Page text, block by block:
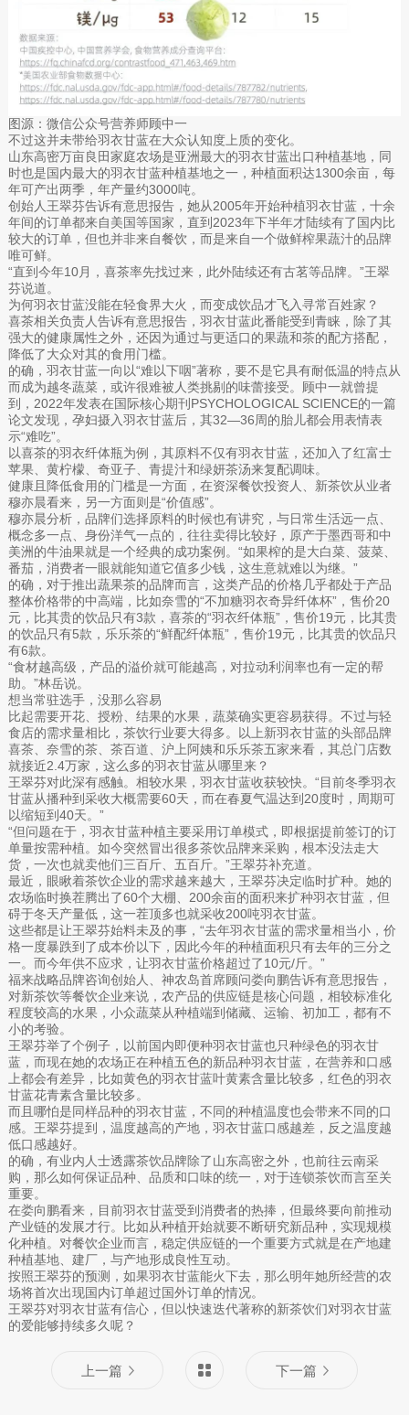
图源：微信公众号营养师顾中一
不过这并未带给羽衣甘蓝在大众认知度上质的变化。
山东高密万亩良田家庭农场是亚洲最大的羽衣甘蓝出口种植基地，同
时也是国内最大的羽衣甘蓝种植基地之一，种植面积达1300余亩，每
年可产出两季，年产量约3000吨。
创始人王翠芬告诉有意思报告，她从2005年开始种植羽衣甘蓝，十余
年间的订单都来自美国等国家，直到2023年下半年才陆续有了国内比
较大的订单，但也并非来自餐饮，而是来自一个做鲜榨果蔬汁的品牌
唯可鲜。
“直到今年10月，喜茶率先找过来，此外陆续还有古茗等品牌。”王翠
芬说道。
为何羽衣甘蓝没能在轻食界大火，而变成饮品才飞入寻常百姓家？
喜茶相关负责人告诉有意思报告，羽衣甘蓝此番能受到青睐，除了其
强大的健康属性之外，还因为通过与更适口的果蔬和茶的配方搭配，
降低了大众对其的食用门槛。
的确，羽衣甘蓝一向以“难以下咽”著称，要不是它具有耐低温的特点从
而成为越冬蔬菜，或许很难被人类挑剔的味蕾接受。顾中一就曾提
到，2022年发表在国际核心期刊PSYCHOLOGICAL SCIENCE的一篇
论文发现，孕妇摄入羽衣甘蓝后，其32—36周的胎儿都会用表情表
示“难吃”。
以喜茶的羽衣纤体瓶为例，其原料不仅有羽衣甘蓝，还加入了红富士
苹果、黄柠檬、奇亚子、青提汁和绿妍茶汤来复配调味。
健康且降低食用的门槛是一方面，在资深餐饮投资人、新茶饮从业者
穆亦晨看来，另一方面则是“价值感”。
穆亦晨分析，品牌们选择原料的时候也有讲究，与日常生活远一点、
概念多一点、身份洋气一点的，往往卖得比较好，原产于墨西哥和中
美洲的牛油果就是一个经典的成功案例。“如果榨的是大白菜、菠菜、
番茄，消费者一眼就能知道它值多少钱，这生意就难以为继。”
的确，对于推出蔬果茶的品牌而言，这类产品的价格几乎都处于产品
整体价格带的中高端，比如奈雪的“不加糖羽衣奇异纤体杯”，售价20
元，比其贵的饮品只有3款，喜茶的“羽衣纤体瓶”，售价19元，比其贵
的饮品只有5款，乐乐茶的“鲜配纤体瓶”，售价19元，比其贵的饮品只
有6款。
“食材越高级，产品的溢价就可能越高，对拉动利润率也有一定的帮
助。”林岳说。
想当常驻选手，没那么容易
比起需要开花、授粉、结果的水果，蔬菜确实更容易获得。不过与轻
食店的需求量相比，茶饮行业要大得多。以上新羽衣甘蓝的头部品牌
喜茶、奈雪的茶、茶百道、沪上阿姨和乐乐茶五家来看，其总门店数
就接近2.4万家，这么多的羽衣甘蓝从哪里来？
王翠芬对此深有感触。相较水果，羽衣甘蓝收获较快。“目前冬季羽衣
甘蓝从播种到采收大概需要60天，而在春夏气温达到20度时，周期可
以缩短到40天。”
“但问题在于，羽衣甘蓝种植主要采用订单模式，即根据提前签订的订
单量按需种植。如今突然冒出很多茶饮品牌来采购，根本没法走大
货，一次也就卖他们三百斤、五百斤。”王翠芬补充道。
最近，眼瞅着茶饮企业的需求越来越大，王翠芬决定临时扩种。她的
农场临时换茬腾出了60个大棚、200余亩的面积来扩种羽衣甘蓝，但
碍于冬天产量低，这一茬顶多也就采收200吨羽衣甘蓝。
这些都是让王翠芬始料未及的事，“去年羽衣甘蓝的需求量相当小，价
格一度暴跌到了成本价以下，因此今年的种植面积只有去年的三分之
一。而今年供不应求，让羽衣甘蓝价格超过了10元/斤。”
福来战略品牌咨询创始人、神农岛首席顾问娄向鹏告诉有意思报告，
对新茶饮等餐饮企业来说，农产品的供应链是核心问题，相较标准化
程度较高的水果，小众蔬菜从种植端到储藏、运输、初加工，都有不
小的考验。
王翠芬举了个例子，以前国内即便种羽衣甘蓝也只种绿色的羽衣甘
蓝，而现在她的农场正在种植五色的新品种羽衣甘蓝，在营养和口感
上都会有差异，比如黄色的羽衣甘蓝叶黄素含量比较多，红色的羽衣
甘蓝花青素含量比较多。
而且哪怕是同样品种的羽衣甘蓝，不同的种植温度也会带来不同的口
感。王翠芬提到，温度越高的产地，羽衣甘蓝口感越差，反之温度越
低口感越好。
的确，有业内人士透露茶饮品牌除了山东高密之外，也前往云南采
购，那么如何保证品种、品质和口味的统一，对于连锁茶饮而言至关
重要。
在娄向鹏看来，目前羽衣甘蓝受到消费者的热捧，但最终要向前推动
产业链的发展才行。比如从种植开始就要不断研究新品种，实现规模
化种植。对餐饮企业而言，稳定供应链的一个重要方式就是在产地建
种植基地、建厂，与产地形成良性互动。
按照王翠芬的预测，如果羽衣甘蓝能火下去，那么明年她所经营的农
场将首次出现国内订单超过国外订单的情况。
王翠芬对羽衣甘蓝有信心，但以快速迭代著称的新茶饮们对羽衣甘蓝
的爱能够持续多久呢？
上一篇 下一篇